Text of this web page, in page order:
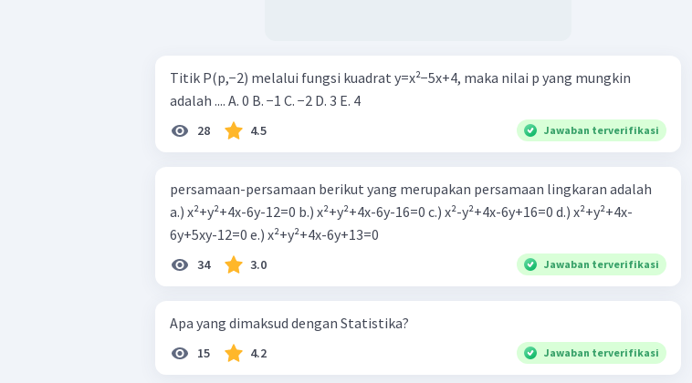
Titik P(p,−2) melalui fungsi kuadrat y=x²−5x+4, maka nilai p yang mungkin
adalah .... A. 0 B. −1 C. −2 D. 3 E. 4
28 4.5 Jawaban terverifikasi
persamaan-persamaan berikut yang merupakan persamaan lingkaran adalah
a.) x²+y²+4x-6y-12=0 b.) x²+y²+4x-6y-16=0 c.) x²-y²+4x-6y+16=0 d.) x²+y²+4x-
6y+5xy-12=0 e.) x²+y²+4x-6y+13=0
34 3.0 Jawaban terverifikasi
Apa yang dimaksud dengan Statistika?
15 4.2 Jawaban terverifikasi